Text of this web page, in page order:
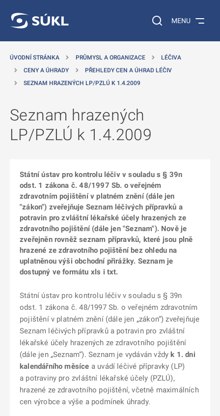
Vyhledávání na
MENU
ÚVODNÍ STRÁNKA PRŮMYSL A ORGANIZACE
LÉČIVA
CENY A ÚHRADY
PŘEHLEDY CEN A ÚHRAD LÉČIV
SEZNAM HRAZENÝCH LP/PZLÚ K 1.4.2009
Seznam hrazených
LP/PZLÚ k 1.4.2009
Státní ústav pro kontrolu léčiv v souladu s § 39n
odst. 1 zákona č. 48/1997 Sb. o veřejném
zdravotním pojištění v platném znění (dále jen
"zákon") zveřejňuje Seznam léčivých přípravků a
potravin pro zvláštní lékařské účely hrazených ze
zdravotního pojištění (dále jen "Seznam"). Nově je
zveřejněn rovněž seznam přípravků, které jsou plně
hrazené ze zdravotního pojištění bez ohledu na
uplatněnou výši obchodní přirážky. Seznam je
dostupný ve formátu xls i txt.
Státní ústav pro kontrolu léčiv v souladu s § 39n
odst. 1 zákona č. 48/1997 Sb. o veřejném zdravotním
pojištění v platném znění (dále jen „zákon“) zveřejňuje
Seznam léčivých přípravků a potravin pro zvláštní
lékařské účely hrazených ze zdravotního pojištění
(dále jen „Seznam“). Seznam je vydáván vždy k 1. dni
kalendářního měsíce a uvádí léčivé přípravky (LP)
a potraviny pro zvláštní lékařské účely (PZLÚ),
hrazené ze zdravotního pojištění, včetně maximálních
cen výrobce a výše a podmínek úhrady.